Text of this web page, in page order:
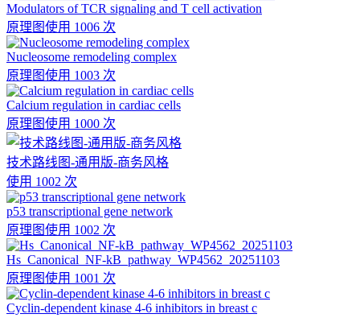
Modulators of TCR signaling and T cell activation
原理图使用 1006 次
Nucleosome remodeling complex
原理图使用 1003 次
Calcium regulation in cardiac cells
原理图使用 1000 次
技术路线图-通用版-商务风格
使用 1002 次
p53 transcriptional gene network
原理图使用 1002 次
Hs_Canonical_NF-kB_pathway_WP4562_20251103
原理图使用 1001 次
Cyclin-dependent kinase 4-6 inhibitors in breast c